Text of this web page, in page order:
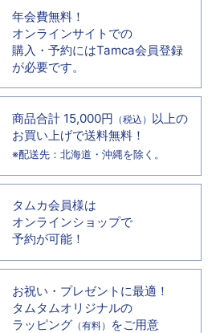
年会費無料！
オンラインサイトでの
購入・予約にはTamca会員登録
が必要です。
商品合計 15,000円 （税込） 以上の
お買い上げで送料無料！
※配送先：北海道・沖縄を除く。
タムカ会員様は
オンラインショップで
予約が可能！
お祝い・プレゼントに最適！
タムタムオリジナルの
ラッピング （有料） をご用意